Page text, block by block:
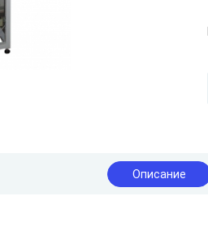
Описание